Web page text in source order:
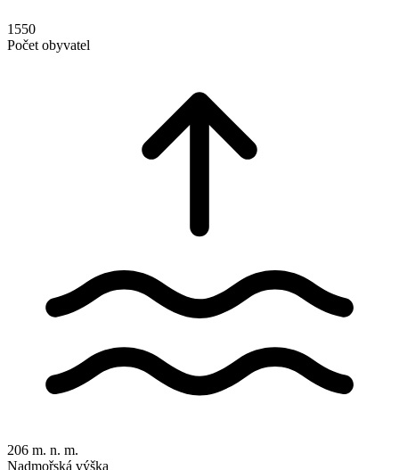
1550
Počet obyvatel
206 m. n. m.
Nadmořská výška